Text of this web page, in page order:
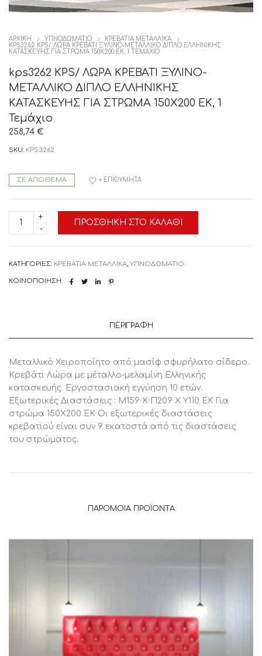
ΑΡΧΙΚΉ ΥΠΝΟΔΩΜΑΤΙΟ
ΚΡΕΒΑΤΙΑ ΜΕΤΑΛΛΙΚΑ
KPS3262 KPS/ ΛΩΡΑ ΚΡΕΒΑΤΙ ΞΥΛΙΝΟ-ΜΕΤΑΛΛΙΚΟ ΔΙΠΛΟ ΕΛΛΗΝΙΚΗΣ
ΚΑΤΑΣΚΕΥΗΣ ΓΙΑ ΣΤΡΩΜΑ 150Χ200 ΕΚ, 1 ΤΕΜΆΧΙΟ
kps3262 KPS/ ΛΩΡΑ ΚΡΕΒΑΤΙ ΞΥΛΙΝΟ-
ΜΕΤΑΛΛΙΚΟ ΔΙΠΛΟ ΕΛΛΗΝΙΚΗΣ
ΚΑΤΑΣΚΕΥΗΣ ΓΙΑ ΣΤΡΩΜΑ 150Χ200 ΕΚ, 1
Τεμάχιο
258,74 €
SKU: KPS3262
ΣΕ ΑΠΌΘΕΜΑ
kps3262
KPS/
ΔΙΠΛΟ
ΚΑΤΑΣΚΕΥΗΣ
Τεμάχιο
ΠΡΟΣΘΉΚΗ ΣΤΟ ΚΑΛΆΘΙ
+ ΕΠΙΘΥΜΗΤΆ
ΚΑΤΗΓΟΡΊΕΣ: ΚΡΕΒΑΤΙΑ ΜΕΤΑΛΛΙΚΑ, ΥΠΝΟΔΩΜΑΤΙΟ
ΚΟΙΝΟΠΟΊΗΣΗ:
ΠΕΡΙΓΡΑΦΉ
Μεταλλικό Χειροποίητο από μασίφ σφυρήλατο σίδερο.
Κρεβάτι Λώρα με μέταλλο-μελαμίνη Ελληνικής
κατασκευής. Εργοστασιακή εγγύηση 10 ετών.
Εξωτερικές Διαστάσεις : Μ159 Χ Π209 Χ Υ110 ΕΚ Για
στρώμα 150Χ200 ΕΚ Οι εξωτερικές διαστάσεις
κρεβατιού είναι συν 9 εκατοστά από τις διαστάσεις
του στρώματος.
ΠΑΡΌΜΟΙΑ ΠΡΟΪΌΝΤΑ